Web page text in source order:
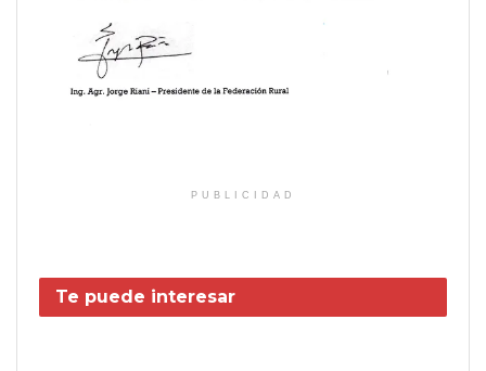
PUBLICIDAD
Te puede interesar